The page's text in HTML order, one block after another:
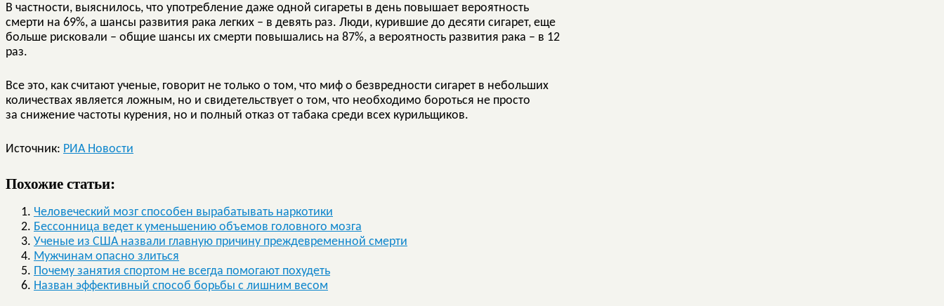
В частности, выяснилось, что употребление даже одной сигареты в день повышает вероятность
смерти на 69%, а шансы развития рака легких – в девять раз. Люди, курившие до десяти сигарет, еще
больше рисковали – общие шансы их смерти повышались на 87%, а вероятность развития рака – в 12
раз.
Все это, как считают ученые, говорит не только о том, что миф о безвредности сигарет в небольших
количествах является ложным, но и свидетельствует о том, что необходимо бороться не просто
за снижение частоты курения, но и полный отказ от табака среди всех курильщиков.
Источник: РИА Новости
Похожие статьи:
Человеческий мозг способен вырабатывать наркотики
Бессонница ведет к уменьшению объемов головного мозга
Ученые из США назвали главную причину преждевременной смерти
Мужчинам опасно злиться
Почему занятия спортом не всегда помогают похудеть
Назван эффективный способ борьбы с лишним весом